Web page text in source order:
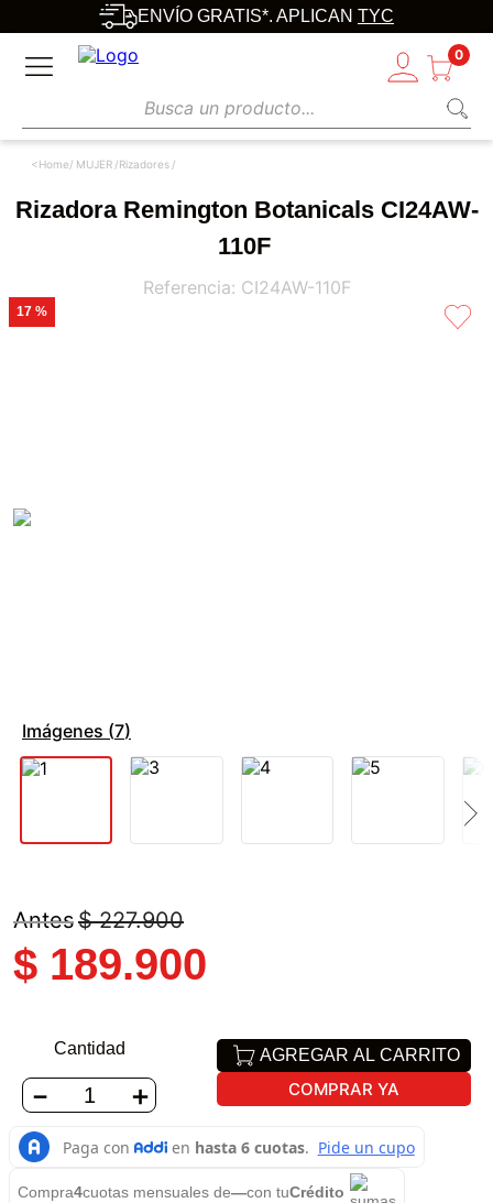
ENVÍO GRATIS*. APLICAN TYC
0
MUJER Rizadores
Rizadora Remington Botanicals CI24AW-
110F
Referencia: CI24AW-110F
17 %
Imágenes (7)
$ 227.900
$ 189.900
Cantidad
＋
－
AGREGAR AL CARRITO
COMPRAR YA
Compra4cuotas mensuales de—con tuCrédito